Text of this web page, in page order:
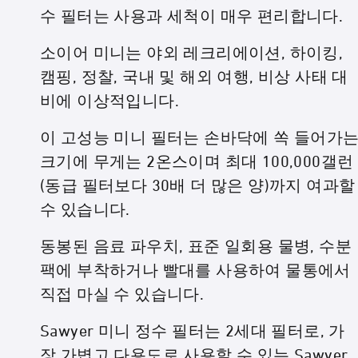
수 필터는 사용과 세척이 매우 편리합니다.
소이어 미니는 야외 레크리에이션, 하이킹,
캠핑, 정찰, 국내 및 해외 여행, 비상 사태 대
비에 이상적입니다.
이 고성능 미니 필터는 손바닥에 쏙 들어가
크기에 무게는 2온스이며 최대 100,000갤런
(동급 필터보다 30배 더 많은 양)까지 여과할
수 있습니다.
동봉된 음료 파우치, 표준 일회용 물병, 수분
팩에 부착하거나 빨대를 사용하여 물통에서
직접 마실 수 있습니다.
Sawyer 미니 정수 필터는 2세대 필터로, 가